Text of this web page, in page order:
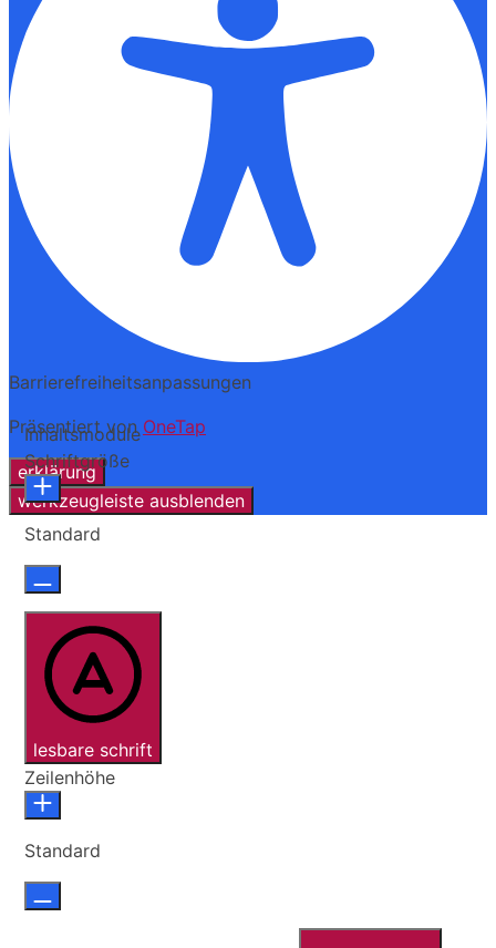
Barrierefreiheitsanpassungen
Präsentiert von OneTap
erklärung
werkzeugleiste ausblenden
Inhaltsmodule
Schriftgröße
Standard
lesbare schrift
Zeilenhöhe
Standard